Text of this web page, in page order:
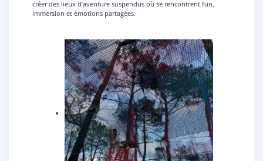
créer des lieux d’aventure suspendus où se rencontrent fun,
immersion et émotions partagées.